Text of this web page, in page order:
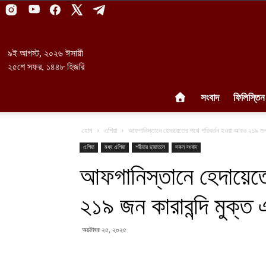
৯ই আগস্ট, ২০২৬ ঈসায়ী
২৫শে সফর, ১৪৪৮ হিজরি
সংবাদ ফিলিস্তিন
হোম এশিয়া আফগানিস্তানে হেদায়েতের পথে পরিবর্তন হওয়া আরও ২১৯
এশিয়া মধ্য এশিয়া শরীয়ার ছায়াতলে সকল সংবাদ
আফগানিস্তানে
২১৯ জন কারাবন্দি
অক্টোবর ২৫, ২০২৫